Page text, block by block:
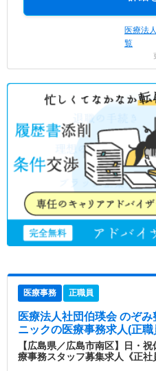
医療法
覧
医療事務 正職員
医療法人社団伯瑛会 のぞ
ニックの医療事務求人(正職
【広島県／広島市南区】日・
療事務スタッフ募集求人《正社